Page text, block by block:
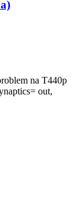
na T440p
out,